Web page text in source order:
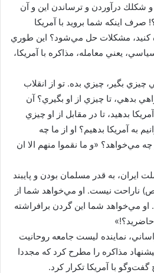
و شكلك درآوردن و ترساندن اين و آن
اينكه شما برويد با آمريكا
كنيد، مشكلات حل مي‌شود؟ اين طوري
يعني معامله، مذاكره با آمريكا،
چيزي بگير، چيزي بده. تو از انقلاب
بدهي، تا چيزي از او بگيري؟ آن
بدهيد، تا در مقابل از او چيزي
به آمريكا بدهيم؟ او از ما چه
مي‌خواهد؟ «و ما نقموا منهم الا ان
ايران، به قدر مسلمان بودن و پايبند
ناراحت نيست. او مي‌خواهد شما از
او مي‌خواهد شما اين گردن برافراشته
حاضريد؟!»
خراساني، نماينده ليست جامعه روحانيت
مذاكره را مطرح كرد كه مجددا
با آمريكا تكرار كرد.